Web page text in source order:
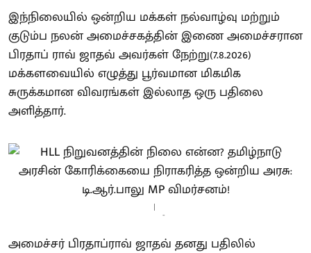
இந்நிலையில் ஒன்றிய மக்கள் நல்வாழ்வு மற்றும்
குடும்ப நலன் அமைச்சகத்தின் இணை அமைச்சரான
பிரதாப் ராவ் ஜாதவ் அவர்கள் நேற்று(7.8.2026)
மக்களவையில் எழுத்து பூர்வமான மிகமிக
சுருக்கமான விவரங்கள் இல்லாத ஒரு பதிலை
அளித்தார்.
-
அமைச்சர் பிரதாப்ராவ் ஜாதவ் தனது பதிலில்